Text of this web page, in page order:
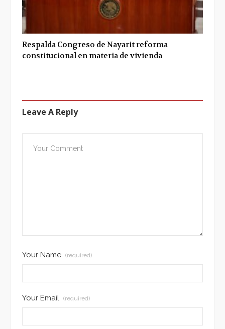
Respalda Congreso de Nayarit reforma
constitucional en materia de vivienda
Leave A Reply
Your Name (required)
Your Email (required)